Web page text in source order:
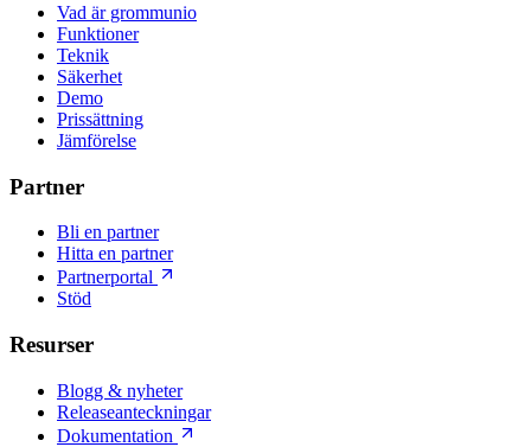
Vad är grommunio
Funktioner
Teknik
Säkerhet
Demo
Prissättning
Jämförelse
Partner
Bli en partner
Hitta en partner
Partnerportal
Stöd
Resurser
Blogg & nyheter
Releaseanteckningar
Dokumentation